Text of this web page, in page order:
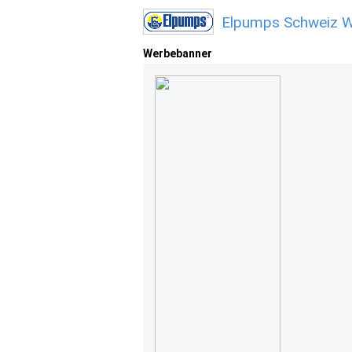
Elpumps Schweiz
Werbebanner